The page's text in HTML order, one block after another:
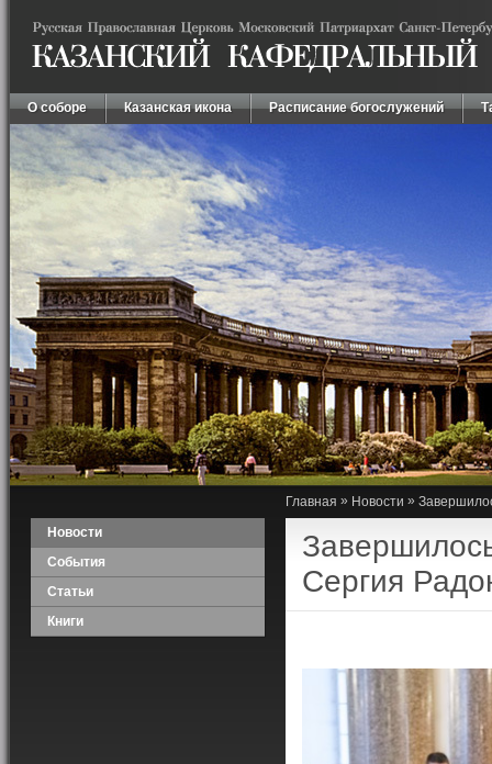
О соборе Казанская икона Расписание богослужений
Новости
События
Статьи
Книги
Главная » Новости »
Сергия